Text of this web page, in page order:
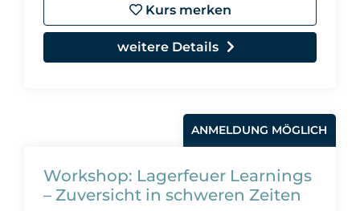
Kurs merken
weitere Details
ANMELDUNG MÖGLICH
Workshop: Lagerfeuer Learnings
– Zuversicht in schweren Zeiten